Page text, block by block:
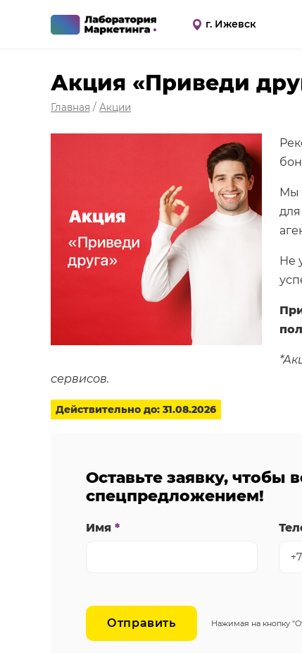
г. Ижевск
Акция «Приведи
Главная / Акции
Мы
Не
сервисов.
Действительно до: 31.08.2026
Оставьте заявку, чтобы
спецпредложением!
Имя*
Отправить Нажимая на кнопку